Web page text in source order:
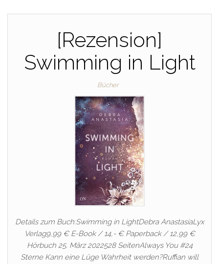
[Rezension]
Swimming in Light
Bücher
Details zum Buch:Swimming in LightDebra AnastasiaLyx
Verlag9,99 € E-Book / 14,- € Paperback / 12,99 €
Hörbuch 25. März 2022528 SeitenAlways You #24
Sterne Kann eine Lüge Wahrheit werden?Ruffian will